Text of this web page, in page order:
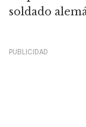
soldado
PUBLICIDAD